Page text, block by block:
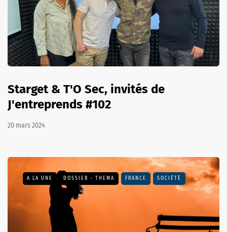
Starget & T'O Sec, invités de
J'entreprends #102
20 mars 2024
A LA UNE DOSSIER - THEMA FRANCE SOCIÉTÉ